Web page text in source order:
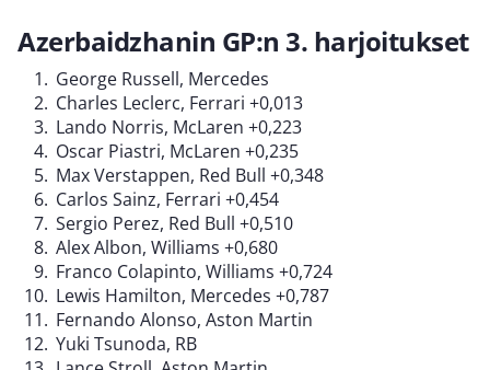
Azerbaidzhanin GP:n 3. harjoitukset
George Russell, Mercedes
Charles Leclerc, Ferrari +0,013
Lando Norris, McLaren +0,223
Oscar Piastri, McLaren +0,235
Max Verstappen, Red Bull +0,348
Carlos Sainz, Ferrari +0,454
Sergio Perez, Red Bull +0,510
Alex Albon, Williams +0,680
Franco Colapinto, Williams +0,724
Lewis Hamilton, Mercedes +0,787
Fernando Alonso, Aston Martin
Yuki Tsunoda, RB